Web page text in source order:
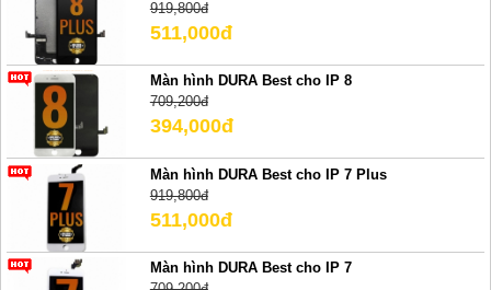
919,800đ
511,000đ
Màn hình DURA Best cho IP 8
709,200đ
394,000đ
Màn hình DURA Best cho IP 7 Plus
919,800đ
511,000đ
Màn hình DURA Best cho IP 7